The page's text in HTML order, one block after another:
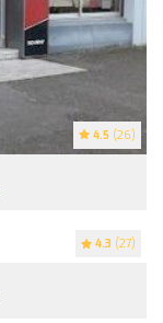
4.5 (26)
4.3 (27)